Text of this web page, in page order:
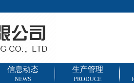
信息动态
NEWS
生产管理
PRODUCE